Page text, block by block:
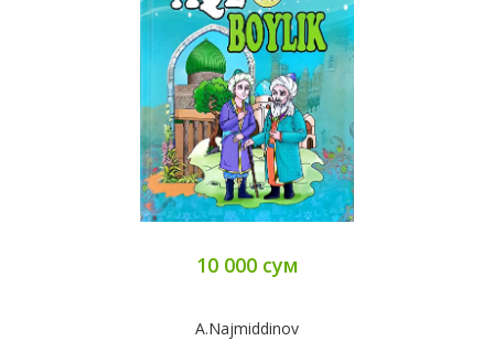
10 000 сум
A.Najmiddinov